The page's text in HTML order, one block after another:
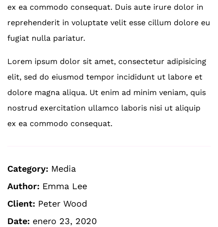
ex ea commodo consequat. Duis aute irure dolor in
reprehenderit in voluptate velit esse cillum dolore eu
fugiat nulla pariatur.
Lorem ipsum dolor sit amet, consectetur adipisicing
elit, sed do eiusmod tempor incididunt ut labore et
dolore magna aliqua. Ut enim ad minim veniam, quis
nostrud exercitation ullamco laboris nisi ut aliquip
ex ea commodo consequat.
Category: Media
Author: Emma Lee
Client: Peter Wood
Date: enero 23, 2020